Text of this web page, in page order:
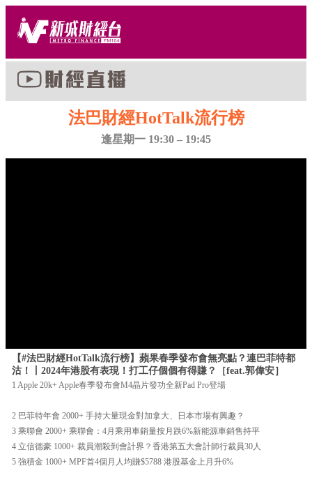
法巴財經HotTalk流行榜
逢星期一 19:30 – 19:45
【#法巴財經HotTalk流行榜】蘋果春季發布會無亮點？連巴菲特都
沽！丨2024年港股有表現！打工仔個個有得賺？［feat.郭偉安］
1 Apple 20k+ Apple春季發布會M4晶片發功全新Pad Pro登場
2 巴菲特年會 2000+ 手持大量現金對加拿大、日本市場有興趣？
3 乘聯會 2000+ 乘聯會：4月乘用車銷量按月跌6%新能源車銷售持平
4 立信德豪 1000+ 裁員潮殺到會計界？香港第五大會計師行裁員30人
5 強積金 1000+ MPF首4個月人均賺$5788 港股基金上月升6%